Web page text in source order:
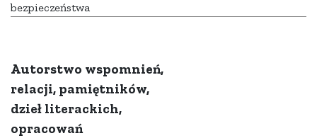
bezpieczeństwa
Autorstwo wspomnień,
relacji, pamiętników,
dzieł literackich,
opracowań